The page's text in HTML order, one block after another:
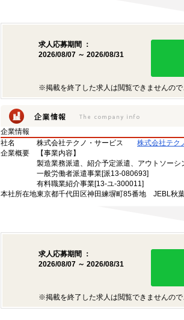
求人応募期間 ：
2026/08/07 ～ 2026/08/31
※掲載を終了した求人は閲覧できませんので
企業情報
社名
株式会社テクノ・サービス
株式会社テク
企業概要
【事業内容】
製造業務派遣、紹介予定派遣、アウトソーシ
一般労働者派遣事業[派13-080693]
有料職業紹介事業[13-ユ-300011]
本社所在地東京都千代田区神田練塀町85番地 JEBL秋
求人応募期間 ：
2026/08/07 ～ 2026/08/31
※掲載を終了した求人は閲覧できませんので